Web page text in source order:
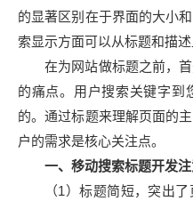
的显著区别在于界面的大小
索显示方面可以从标题和描
在为网站做标题之前，
的痛点。用户搜索关键字到
的。通过标题来理解页面的
户的需求是核心关注点。
一、移动搜索标题开发注
（1）标题简短，突出